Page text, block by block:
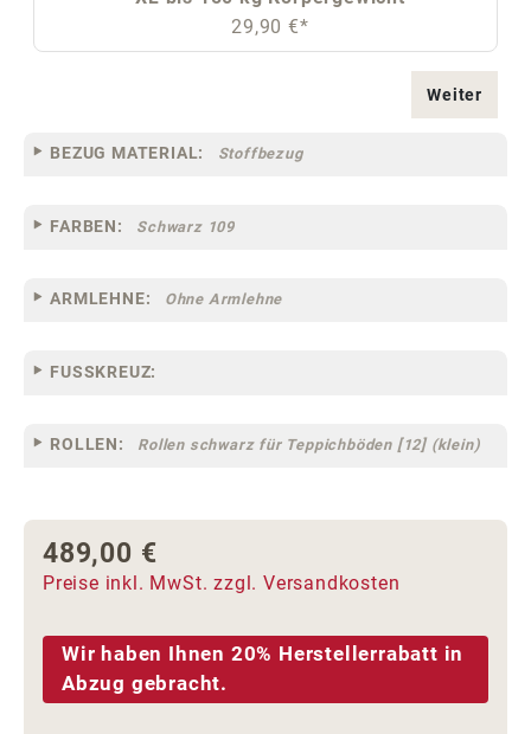
29,90 €*
Weiter
BEZUG MATERIAL: Stoffbezug
FARBEN: Schwarz 109
ARMLEHNE: Ohne Armlehne
FUSSKREUZ:
ROLLEN: Rollen schwarz für Teppichböden [12] (klein)
Regulärer Preis:
489,00 €
Preise inkl. MwSt. zzgl. Versandkosten
Wir haben Ihnen 20% Herstellerrabatt in
Abzug gebracht.